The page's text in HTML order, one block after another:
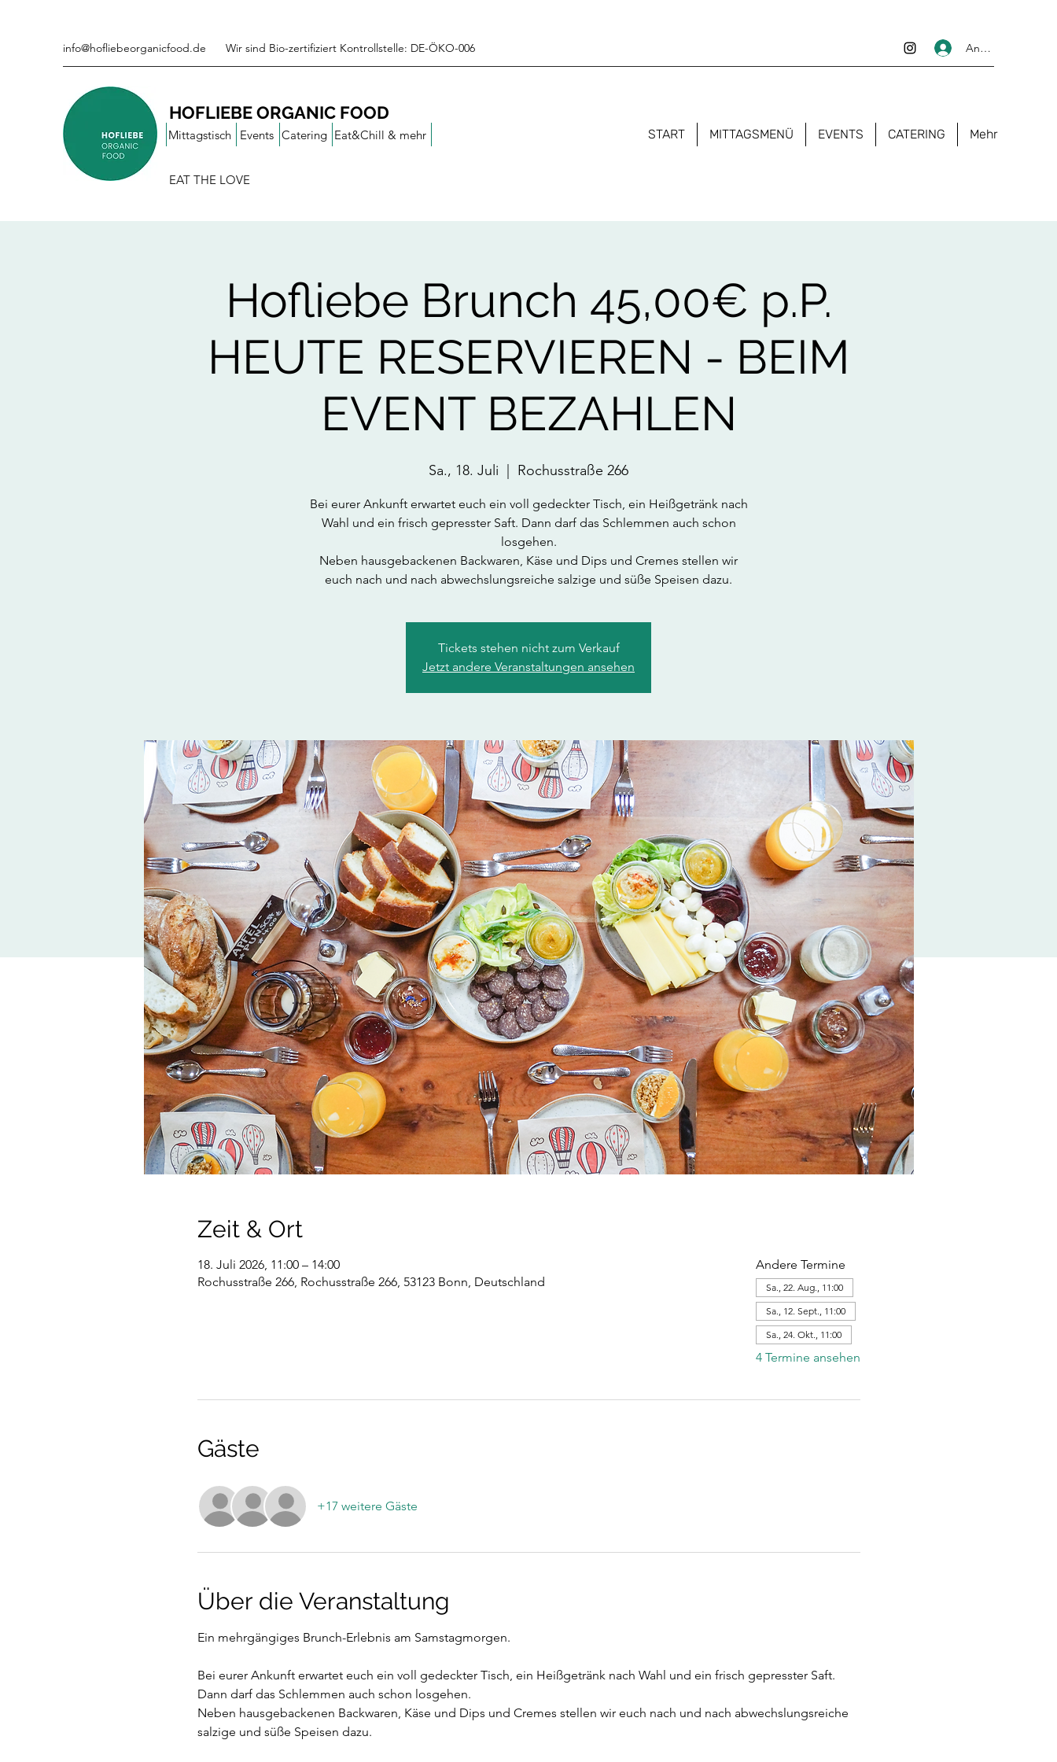
info@hofliebeorganicfood.de Wir sind Bio-zertifiziert Kontrollstelle: DE-ÖKO-006 Anmelden
HOFLIEBE ORGANIC FOOD
Mittagstisch Eat&Chill & mehr
Events Catering
EAT THE LOVE
START MITTAGSMENÜ EVENTS CATERING Mehr
Hofliebe Brunch 45,00€ p.P.
HEUTE RESERVIEREN - BEIM
EVENT BEZAHLEN
Sa., 18. Juli Rochusstraße 266
Bei eurer Ankunft erwartet euch ein voll gedeckter Tisch, ein Heißgetränk nach
Wahl und ein frisch gepresster Saft. Dann darf das Schlemmen auch schon
losgehen.
Neben hausgebackenen Backwaren, Käse und Dips und Cremes stellen wir
euch nach und nach abwechslungsreiche salzige und süße Speisen dazu.
Tickets stehen nicht zum Verkauf
Jetzt andere Veranstaltungen ansehen
Zeit & Ort
18. Juli 2026, 11:00 – 14:00
Rochusstraße 266, Rochusstraße 266, 53123 Bonn, Deutschland
Andere Termine
Sa., 22. Aug., 11:00
Sa., 12. Sept., 11:00
Sa., 24. Okt., 11:00
4 Termine ansehen
Gäste
+17 weitere Gäste
Über die Veranstaltung
Ein mehrgängiges Brunch-Erlebnis am Samstagmorgen.
Bei eurer Ankunft erwartet euch ein voll gedeckter Tisch, ein Heißgetränk nach Wahl und ein frisch gepresster Saft.
Dann darf das Schlemmen auch schon losgehen.
Neben hausgebackenen Backwaren, Käse und Dips und Cremes stellen wir euch nach und nach abwechslungsreiche
salzige und süße Speisen dazu.